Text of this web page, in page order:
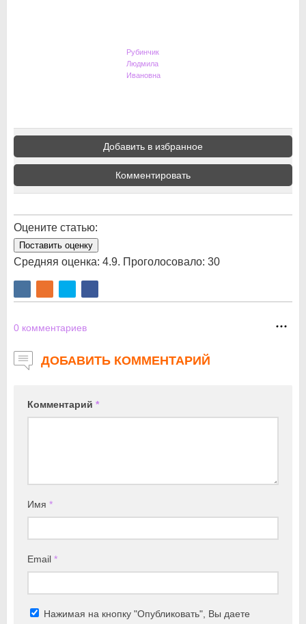
Рубинчик
Людмила
Ивановна
Добавить в избранное
Комментировать
Оцените статью:
Поставить оценку
Средняя оценка: 4.9. Проголосовало: 30
0 комментариев
ДОБАВИТЬ КОММЕНТАРИЙ
Комментарий *
Имя *
Email *
Нажимая на кнопку "Опубликовать", Вы даете